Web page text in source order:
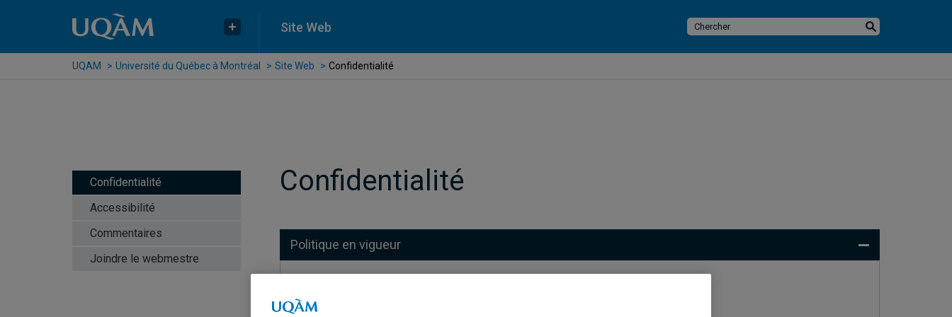
Raccourci vers le contenu
Raccourci vers le menu principal
Raccourci vers la recherche
Plus UQAMSite Web
UQAM Université du Québec à Montréal Site Web Confidentialité
Confidentialité
Accessibilité
Commentaires
Joindre le webmestre
Confidentialité
Politique en vigueur